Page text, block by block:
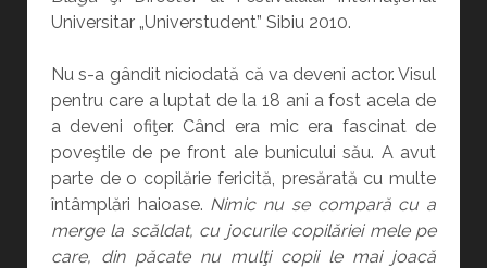
Universitar „Universtudent” Sibiu 2010.
Nu s-a gândit niciodată că va deveni actor. Visul
pentru care a luptat de la 18 ani a fost acela de
a deveni ofiţer. Când era mic era fascinat de
poveştile de pe front ale bunicului său. A avut
parte de o copilărie fericită, presărată cu multe
întâmplări haioase. Nimic nu se compară cu a
merge la scăldat, cu jocurile copilăriei mele pe
care, din păcate nu mulţi copii le mai joacă